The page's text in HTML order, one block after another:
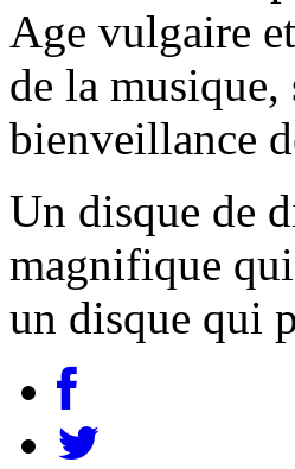
Age vulgaire
de la
bienveillance
Un disque de
magnifique
un disque qui